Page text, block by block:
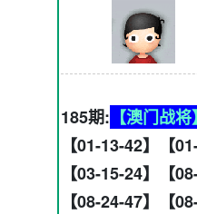
185期: 【澳门战将】
【01-13-42】【
【03-15-24】【
【08-24-47】【